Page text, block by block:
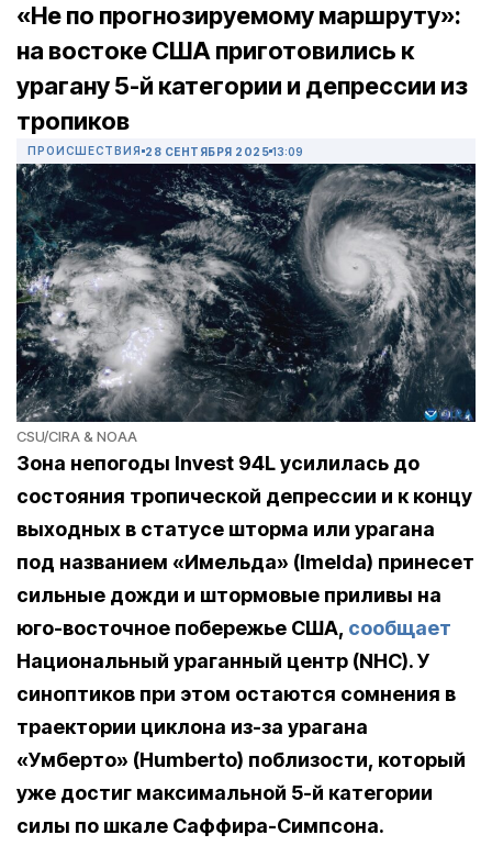
«Не по прогнозируемому маршруту»:
на востоке США приготовились к
урагану 5-й категории и депрессии из
тропиков
ПРОИСШЕСТВИЯ 28 СЕНТЯБРЯ 2025 13:09
CSU/CIRA & NOAA
Зона непогоды Invest 94L усилилась до
состояния тропической депрессии и к концу
выходных в статусе шторма или урагана
под названием «Имельда» (Imelda) принесет
сильные дожди и штормовые приливы на
юго-восточное побережье США, сообщает
Национальный ураганный центр (NHC). У
синоптиков при этом остаются сомнения в
траектории циклона из-за урагана
«Умберто» (Humberto) поблизости, который
уже достиг максимальной 5-й категории
силы по шкале Саффира-Симпсона.